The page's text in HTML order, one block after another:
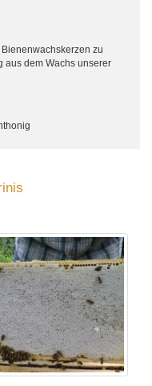
zu
aus dem Wachs unserer